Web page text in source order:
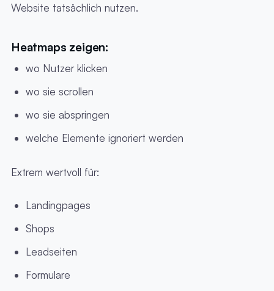
Website tatsächlich nutzen.
Heatmaps zeigen:
wo Nutzer klicken
wo sie scrollen
wo sie abspringen
welche Elemente ignoriert werden
Extrem wertvoll für:
Landingpages
Shops
Leadseiten
Formulare